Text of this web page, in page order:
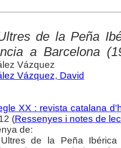
de la Peña
a Barcelona
Vázquez
Vázquez, David
XX : revista catalana
(Ressenyes i notes de
de:
de la Peña